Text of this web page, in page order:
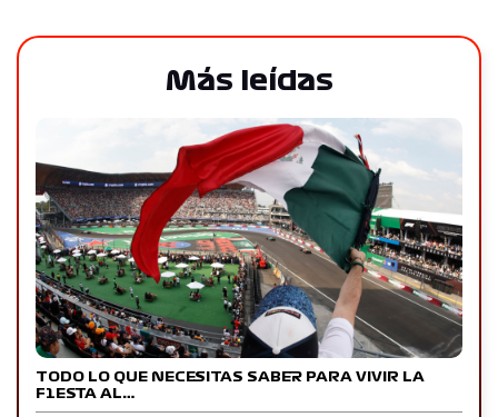
Más leídas
TODO LO QUE NECESITAS SABER PARA VIVIR LA
F1ESTA AL…